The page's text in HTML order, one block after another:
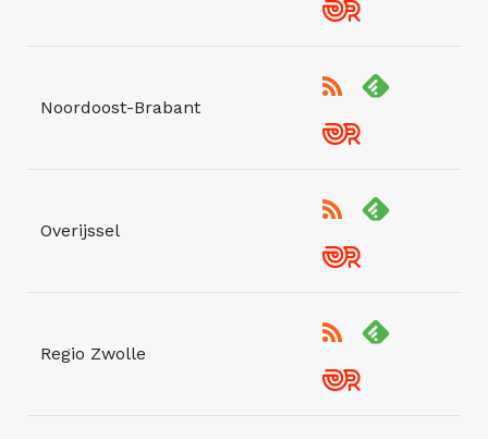
Noordoost-Brabant
Overijssel
Regio Zwolle